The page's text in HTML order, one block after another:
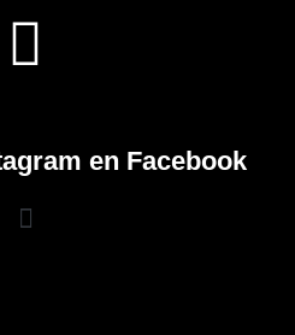
en Facebook